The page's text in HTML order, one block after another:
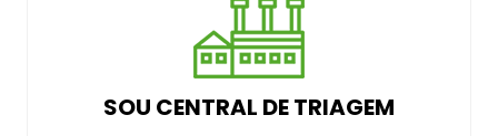
SOU CENTRAL DE TRIAGEM